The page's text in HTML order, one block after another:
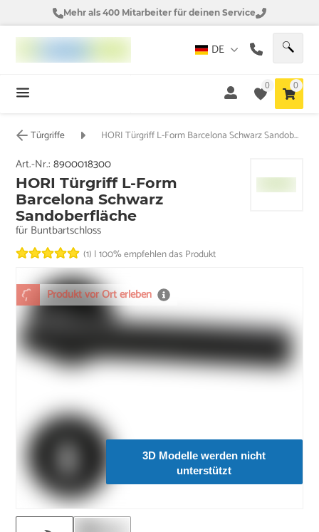
Mehr als 400 Mitarbeiter für deinen Service
DE
0 0
Türgriffe HORI Türgriff L-Form Barcelona Schwarz Sandoberfläche
Produkt vor Ort erleben
3D Modelle werden nicht
unterstützt
Art.-Nr.:8900018300
HORI Türgriff L-Form
Barcelona Schwarz
Sandoberfläche
für Buntbartschloss
(1) |100% empfehlen das Produkt